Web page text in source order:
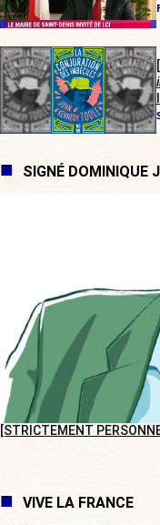
SIGNÉ DOMINIQUE
[STRICTEMENT
VIVE LA FRANCE